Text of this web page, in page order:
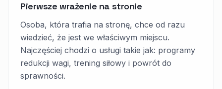
Pierwsze wrażenie na stronie
Osoba, która trafia na stronę, chce od razu
wiedzieć, że jest we właściwym miejscu.
Najczęściej chodzi o usługi takie jak: programy
redukcji wagi, trening siłowy i powrót do
sprawności.